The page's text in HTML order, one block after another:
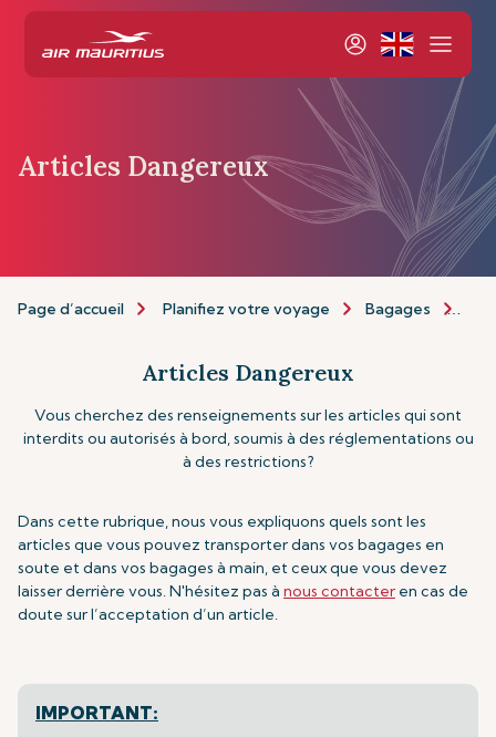
Articles Dangereux
Page d’accueil Planifiez votre voyage Bagages
Articles Dangereux
Vous cherchez des renseignements sur les articles qui sont
interdits ou autorisés à bord, soumis à des réglementations ou
à des restrictions?
Dans cette rubrique, nous vous expliquons quels sont les
articles que vous pouvez transporter dans vos bagages en
soute et dans vos bagages à main, et ceux que vous devez
laisser derrière vous. N'hésitez pas à nous contacter en cas de
doute sur l’acceptation d’un article.
IMPORTANT: